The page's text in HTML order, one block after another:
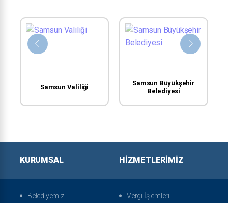
Samsun Valiliği
Samsun Büyükşehir
Belediyesi
KURUMSAL
Belediyemiz
HIZMETLERIMIZ
Vergi İşlemleri